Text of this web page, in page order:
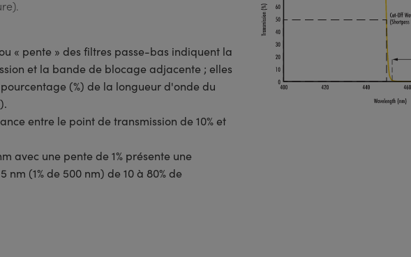
« pente » des filtres passe-bas indiquent la
et la bande de blocage adjacente ; elles
(%) de la longueur d'onde du
entre le point de transmission de 10% et
avec une pente de 1% présente une
(1% de 500 nm) de 10 à 80% de